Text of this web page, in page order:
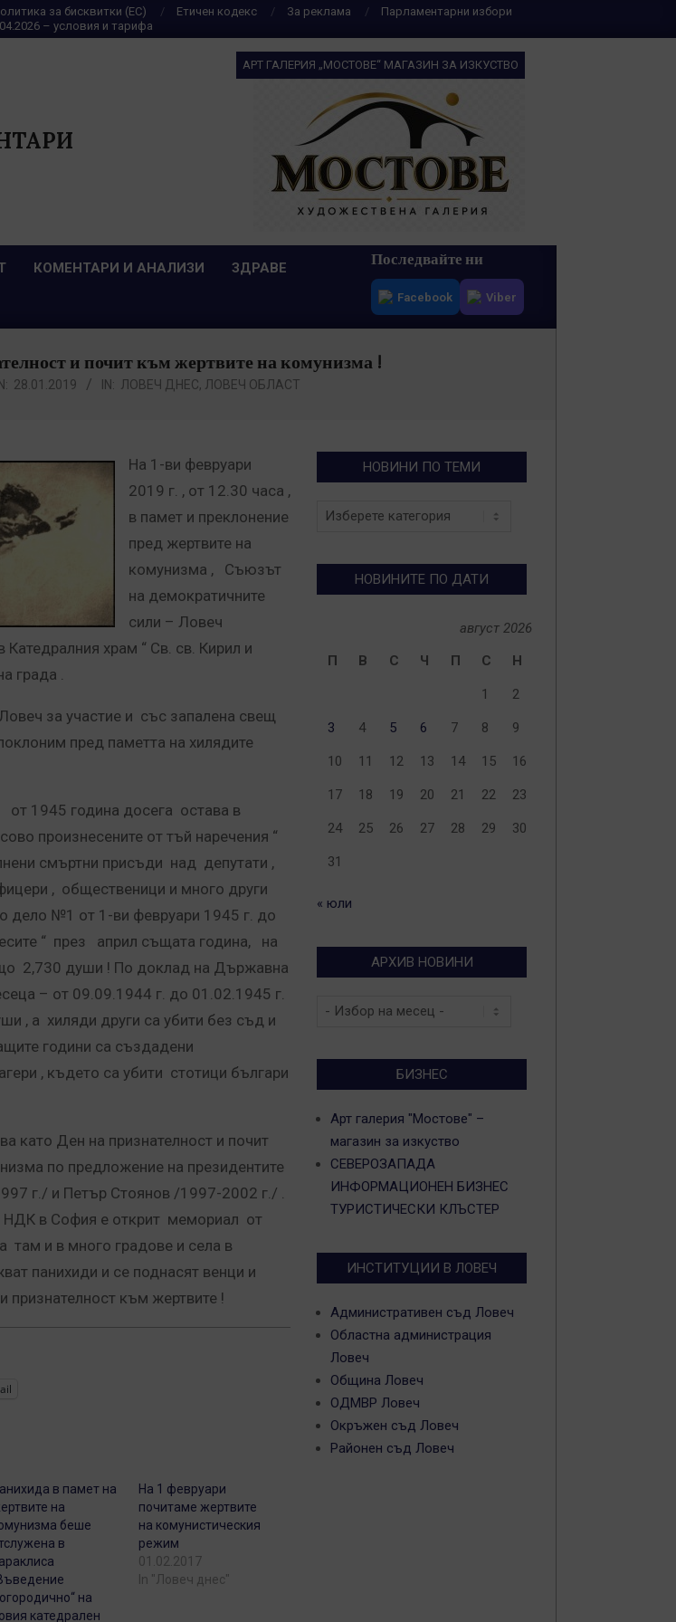
за бисквитки (ЕС) Етичен кодекс За реклама
Парламентарни избори
– условия и тарифа
АРТ ГАЛЕРИЯ „МОСТОВЕ“ МАГАЗИН ЗА ИЗКУСТВО
КОМЕНТАРИ И АНАЛИЗИ ЗДРАВЕ Последвайте ни
Facebook Viber
и почит към жертвите на комунизма !
28.01.2019 IN: ЛОВЕЧ ДНЕС, ЛОВЕЧ ОБЛАСТ
На 1-ви февруари
2019 г. , от 12.30 часа ,
в памет и преклонение
пред жертвите на
комунизма , Съюзът
на демократичните
сили – Ловеч
Катедралния храм “ Св. св. Кирил и
града .
за участие и със запалена свещ
пред паметта на хилядите
1945 година досега остава в
произнесените от тъй наречения “
смъртни присъди над депутати ,
, общественици и много други
дело №1 от 1-ви февруари 1945 г. до
“ през април същата година, на
2,730 души ! По доклад на Държавна
– от 09.09.1944 г. до 01.02.1945 г.
, а хиляди други са убити без съд и
години са създадени
, където са убити стотици българи
като Ден на признателност и почит
по предложение на президентите
г./ и Петър Стоянов /1997-2002 г./ .
НДК в София е открит мемориал от
там и в много градове и села в
панихиди и се поднасят венци и
признателност към жертвите !
в памет на
на
беше
в
на
катедрален
На 1 февруари
почитаме жертвите
на комунистическия
режим
01.02.2017
In "Ловеч днес"
НОВИНИ ПО ТЕМИ
Новини
НОВИНИТЕ ПО ДАТИ
август 2026
П
В С Ч П С Н
1 2
3 4 5 6 7 8 9
10 11 12 13 14 15 16
17 18 19 20 21 22 23
24 25 26 27 28 29 30
31
« юли
АРХИВ НОВИНИ
Архив
БИЗНЕС
Арт галерия "Мостове" –
магазин за изкуство
СЕВЕРОЗАПАДА
ИНФОРМАЦИОНЕН БИЗНЕС
ТУРИСТИЧЕСКИ КЛЪСТЕР
ИНСТИТУЦИИ В ЛОВЕЧ
Административен съд Ловеч
Областна администрация
Ловеч
Община Ловеч
ОДМВР Ловеч
Окръжен съд Ловеч
Районен съд Ловеч